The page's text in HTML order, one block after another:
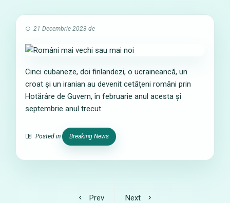
21 Decembrie 2023 de
Cinci cubaneze, doi finlandezi, o ucraineancă, un
croat și un iranian au devenit cetățeni români prin
Hotărâre de Guvern, în februarie anul acesta și
septembrie anul trecut.
Posted in Breaking News
Prev
Next